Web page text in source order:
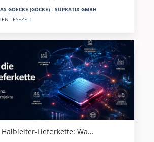
GOECKE (GÖCKE) - SUPRATIX GMBH
LESEZEIT
Lieferkette: Wa…